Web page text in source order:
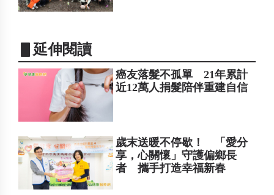
▋延伸閱讀
癌友落髮不孤單 21年累計
近12萬人捐髮陪伴重建自信
歲末送暖不停歇！ 「愛分
享，心關懷」守護偏鄉長
者 攜手打造幸福新春